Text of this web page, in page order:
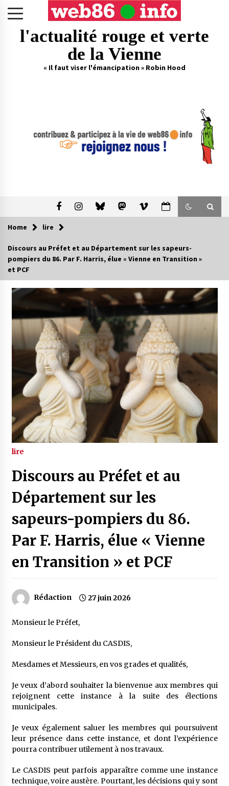
l'actualité rouge et verte
de la Vienne
« Il faut viser l'émancipation » Robin Hood
Home lire
Discours au Préfet et au Département sur les sapeurs-
pompiers du 86. Par F. Harris, élue « Vienne en Transition »
et PCF
lire
Discours au Préfet et au
Département sur les
sapeurs-pompiers du 86.
Par F. Harris, élue « Vienne
en Transition » et PCF
Rédaction 27 juin 2026
Monsieur le Préfet,
Monsieur le Président du CASDIS,
Mesdames et Messieurs, en vos grades et qualités,
Je veux d’abord souhaiter la bienvenue aux membres qui
rejoignent cette instance à la suite des élections
municipales.
Je veux également saluer les membres qui poursuivent
leur présence dans cette instance, et dont l’expérience
pourra contribuer utilement à nos travaux.
Le CASDIS peut parfois apparaître comme une instance
technique, voire austère. Pourtant, les décisions qui y sont